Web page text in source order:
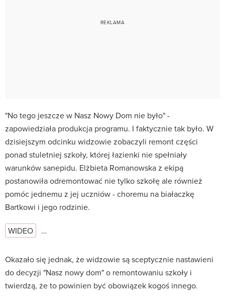
"No tego jeszcze w Nasz Nowy Dom nie było" -
zapowiedziała produkcja programu. I faktycznie tak było. W
dzisiejszym odcinku widzowie zobaczyli remont części
ponad stuletniej szkoły, której łazienki nie spełniały
warunków sanepidu. Elżbieta Romanowska z ekipą
postanowiła odremontować nie tylko szkołę ale również
pomóc jednemu z jej uczniów - choremu na białaczkę
Bartkowi i jego rodzinie.
WIDEO …
Okazało się jednak, że widzowie są sceptycznie nastawieni
do decyzji "Nasz nowy dom" o remontowaniu szkoły i
twierdzą, że to powinien być obowiązek kogoś innego.